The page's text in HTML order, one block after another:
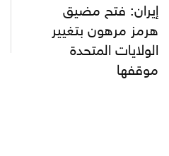
إيران: فتح مضيق
هرمز مرهون بتغيير
الولايات المتحدة
موقفها